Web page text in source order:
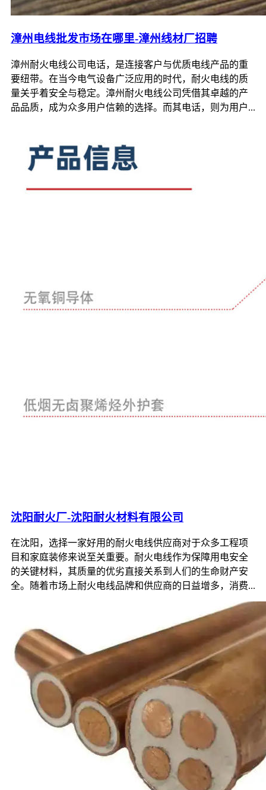
漳州电线批发市场在哪里-漳州线材厂招聘
漳州耐火电线公司电话，是连接客户与优质电线产品的重
要纽带。在当今电气设备广泛应用的时代，耐火电线的质
量关乎着安全与稳定。漳州耐火电线公司凭借其卓越的产
品品质，成为众多用户信赖的选择。而其电话，则为用户...
沈阳耐火厂-沈阳耐火材料有限公司
在沈阳，选择一家好用的耐火电线供应商对于众多工程项
目和家庭装修来说至关重要。耐火电线作为保障用电安全
的关键材料，其质量的优劣直接关系到人们的生命财产安
全。随着市场上耐火电线品牌和供应商的日益增多，消费...